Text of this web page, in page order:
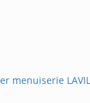
menuiserie